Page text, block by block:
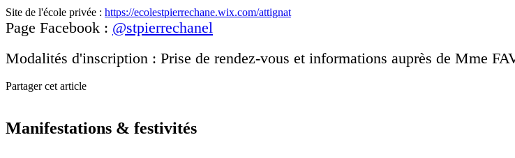
Site de l'école privée : https://ecolestpierrechane.wix.com/attignat
Page Facebook : @stpierrechanel
Modalités d'inscription : Prise de rendez-vous et informations auprès de Mme
Partager cet article
Manifestations & festivités